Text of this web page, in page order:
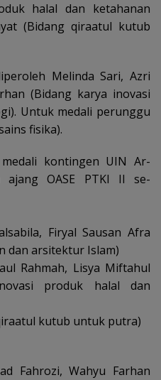
halal dan ketahanan
(Bidang qiraatul kutub
Melinda Sari, Azri
(Bidang karya inovasi
Untuk medali perunggu
fisika).
kontingen UIN Ar-
ajang OASE PTKI II se-
Firyal Sausan Afra
dan arsitektur Islam)
Rahmah, Lisya Miftahul
produk halal dan
kutub untuk putra)
Fahrozi, Wahyu Farhan